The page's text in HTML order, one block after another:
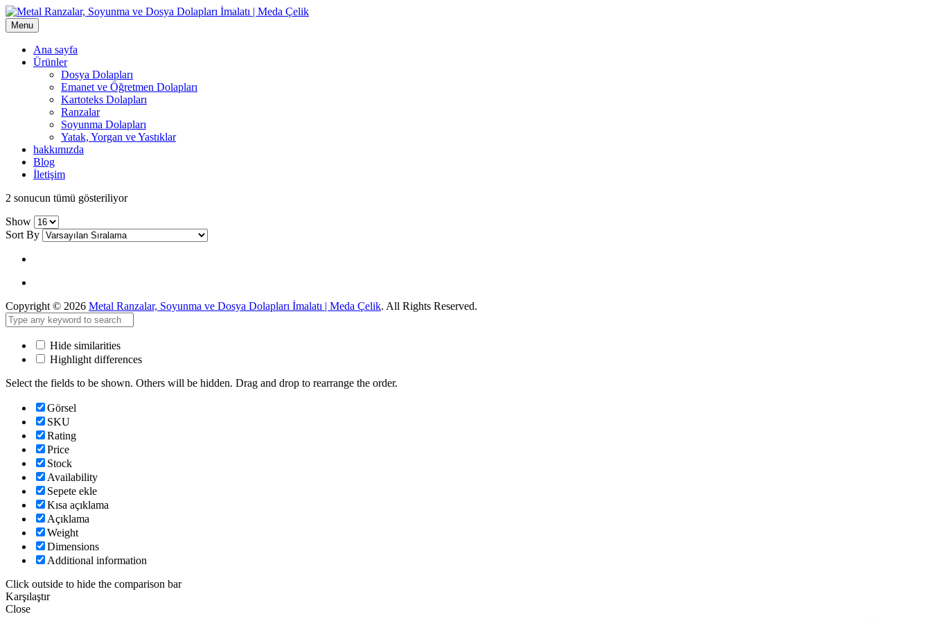
Menu
Ana sayfa
Ürünler
Dosya Dolapları
Emanet ve Öğretmen Dolapları
Kartoteks Dolapları
Ranzalar
Soyunma Dolapları
Yatak, Yorgan ve Yastıklar
hakkımızda
Blog
İletişim
grid
list
2 sonucun tümü gösteriliyor
Show
Sort By
Copyright © 2026 Metal Ranzalar, Soyunma ve Dosya Dolapları İmalatı | Meda Çelik. All Rights Reserved.
Hide similarities
Highlight differences
Select the fields to be shown. Others will be hidden. Drag and drop to rearrange the order.
Görsel
SKU
Rating
Price
Stock
Availability
Sepete ekle
Kısa açıklama
Açıklama
Weight
Dimensions
Additional information
Click outside to hide the comparison bar
Karşılaştır
Close